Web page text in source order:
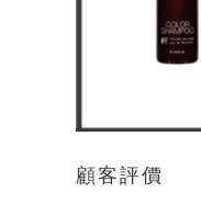
顧客評價